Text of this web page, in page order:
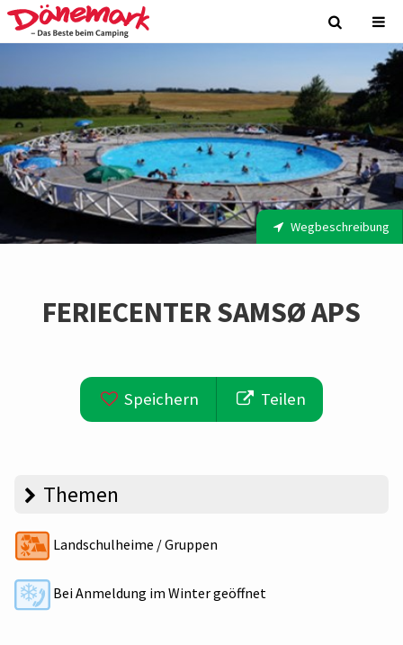
Wegbeschreibung
FERIECENTER SAMSØ APS
Speichern Teilen
Themen
Landschulheime / Gruppen
Bei Anmeldung im Winter geöffnet